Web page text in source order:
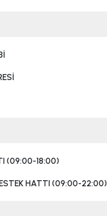
(09:00-18:00)
HATTI (09:00-22:00)